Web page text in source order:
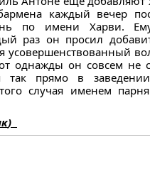
каждый вечер
по имени Харви.
раз он просил
усовершенствованный
однажды он совсем не
так прямо в
случая именем
)